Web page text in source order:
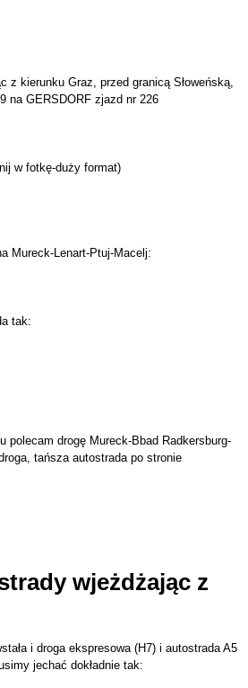
z kierunku Graz, przed granicą Słoweńską,
na GERSDORF zjazd nr 226
w fotkę-duży format)
Mureck-Lenart-Ptuj-Macelj:
tak:
polecam drogę Mureck-Bbad Radkersburg-
tańsza autostrada po stronie
wjeżdżając z
i droga ekspresowa (H7) i autostrada A5
jechać dokładnie tak: